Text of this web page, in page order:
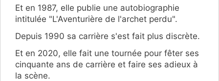
Et en 1987, elle publie une autobiographie
intitulée "L'Aventurière de l'archet perdu".
Depuis 1990 sa carrière s'est fait plus discrète.
Et en 2020, elle fait une tournée pour fêter ses
cinquante ans de carrière et faire ses adieux à
la scène.